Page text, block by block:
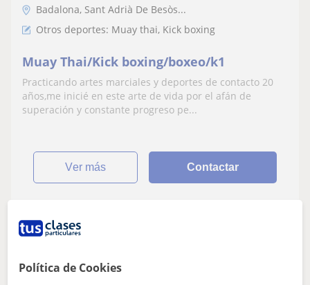
Badalona, Sant Adrià De Besòs...
Otros deportes: Muay thai, Kick boxing
Muay Thai/Kick boxing/boxeo/k1
Practicando artes marciales y deportes de contacto 20
años,me inicié en este arte de vida por el afán de
superación y constante progreso pe...
ver más Contactar
Política de Cookies